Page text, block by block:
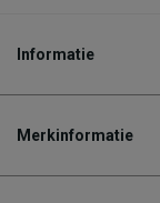
Informatie
Merkinformatie